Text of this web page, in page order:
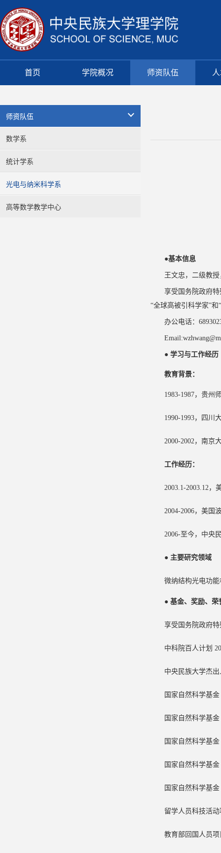
首页 学院概况 师资队伍
师资队伍
数学系
统计学系
光电与纳米科学系
高等数学教学中心
●基本信息
王文忠，二级教
享受国务院政府
“全球高被引科学家”和
办公电话：
Email:
● 学习与工作经历
教育背景：
1983-1987，贵州
1990-1993，四川
2000-2002，南京
工作经历：
2003.1-2003.12，
2004-2006，美国
2006-至今，中央
● 主要研究领域
微纳结构光电功
● 基金、奖励、荣
享受国务院政府
中科院百人计划
中央民族大学杰
国家自然科学基
国家自然科学基
国家自然科学基
国家自然科学基
国家自然科学基
留学人员科技活
教育部回国人员项